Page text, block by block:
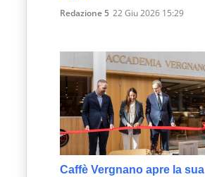
Redazione 5 22 Giu 2026 15:29
Caffè Vergnano apre la sua